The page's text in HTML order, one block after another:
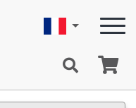
Française